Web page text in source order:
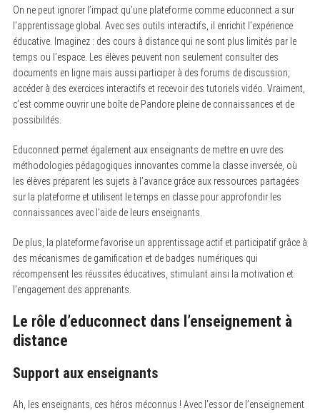
On ne peut ignorer l’impact qu’une plateforme comme educonnect a sur
l’apprentissage global. Avec ses outils interactifs, il enrichit l’expérience
éducative. Imaginez : des cours à distance qui ne sont plus limités par le
temps ou l’espace. Les élèves peuvent non seulement consulter des
documents en ligne mais aussi participer à des forums de discussion,
accéder à des exercices interactifs et recevoir des tutoriels vidéo. Vraiment,
c’est comme ouvrir une boîte de Pandore pleine de connaissances et de
possibilités.
Educonnect permet également aux enseignants de mettre en uvre des
méthodologies pédagogiques innovantes comme la classe inversée, où
les élèves préparent les sujets à l’avance grâce aux ressources partagées
sur la plateforme et utilisent le temps en classe pour approfondir les
connaissances avec l’aide de leurs enseignants.
De plus, la plateforme favorise un apprentissage actif et participatif grâce à
des mécanismes de gamification et de badges numériques qui
récompensent les réussites éducatives, stimulant ainsi la motivation et
l’engagement des apprenants.
Le rôle d’educonnect dans l’enseignement à
distance
Support aux enseignants
Ah, les enseignants, ces héros méconnus ! Avec l’essor de l’enseignement
S